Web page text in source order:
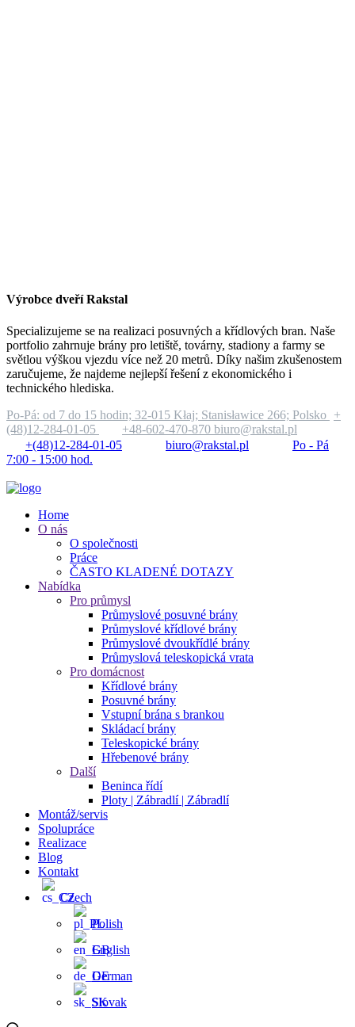
Výrobce dveří Rakstal
Specializujeme se na realizaci posuvných a křídlových bran. Naše
portfolio zahrnuje brány pro letiště, továrny, stadiony a farmy se
světlou výškou vjezdu více než 20 metrů. Díky našim zkušenostem
zaručujeme, že najdeme nejlepší řešení z ekonomického i
technického hlediska.
Po-Pá: od 7 do 15 hodin; 32-015 Kłaj; Stanisławice 266; Polsko +
(48)12-284-01-05
+48-602-470-870 biuro@rakstal.pl
+(48)12-284-01-05
biuro@rakstal.pl
Po - Pá
7:00 - 15:00 hod.
Home
O nás
O společnosti
Práce
ČASTO KLADENÉ DOTAZY
Nabídka
Pro průmysl
Průmyslové posuvné brány
Průmyslové křídlové brány
Průmyslové dvoukřídlé brány
Průmyslová teleskopická vrata
Pro domácnost
Křídlové brány
Posuvné brány
Vstupní brána s brankou
Skládací brány
Teleskopické brány
Hřebenové brány
Další
Beninca řídí
Ploty | Zábradlí | Zábradlí
Montáž/servis
Spolupráce
Realizace
Blog
Kontakt
Czech
Polish
English
German
Slovak